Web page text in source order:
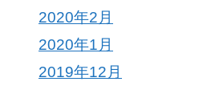
2020年2月
2020年1月
2019年12月